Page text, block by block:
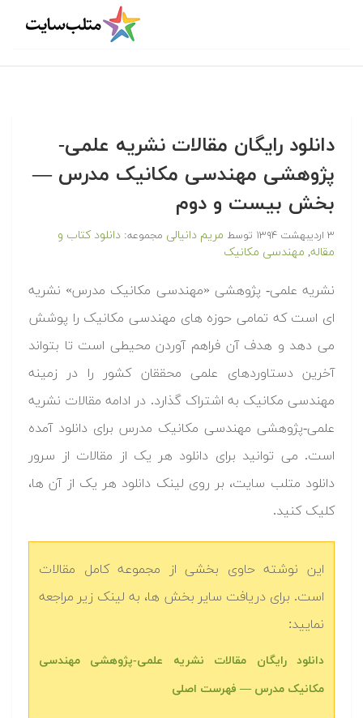
دانلود رایگان مقالات نشریه علمی-
پژوهشی مهندسی مکانیک مدرس —
بخش بیست و دوم
۳ اردیبهشت ۱۳۹۴ توسط مریم دانیالی مجموعه: دانلود کتاب و
مقاله, مهندسی مکانیک
نشریه علمی- پژوهشی «مهندسی مکانیک مدرس» نشریه
ای است که تمامی حوزه های مهندسی مکانیک را پوشش
می دهد و هدف آن فراهم آوردن محیطی است تا بتواند
آخرین دستاوردهای علمی محققان کشور را در زمینه
مهندسی مکانیک به اشتراک گذارد. در ادامه مقالات نشریه
علمی-پژوهشی مهندسی مکانیک مدرس برای دانلود آمده
است. می توانید برای دانلود هر یک از مقالات از سرور
دانلود متلب سایت، بر روی لینک دانلود هر یک از آن ها،
کلیک کنید.
این نوشته حاوی بخشی از مجموعه کامل مقالات
است. برای دریافت سایر بخش ها، به لینک زیر مراجعه
نمایید:
دانلود رایگان مقالات نشریه علمی-پژوهشی مهندسی
مکانیک مدرس — فهرست اصلی